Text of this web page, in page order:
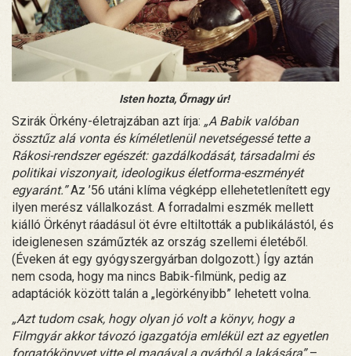
Isten hozta, Őrnagy úr!
Szirák Örkény-életrajzában azt írja: „A Babik valóban
össztűz alá vonta és kíméletlenül nevetségessé tette a
Rákosi-rendszer egészét: gazdálkodását, társadalmi és
politikai viszonyait, ideologikus életforma-eszményét
egyaránt.”Az ’56 utáni klíma végképp ellehetetlenített egy
ilyen merész vállalkozást. A forradalmi eszmék mellett
kiálló Örkényt ráadásul öt évre eltiltották a publikálástól, és
ideiglenesen száműzték az ország szellemi életéből.
(Éveken át egy gyógyszergyárban dolgozott.) Így aztán
nem csoda, hogy ma nincs Babik-filmünk, pedig az
adaptációk között talán a „legörkényibb” lehetett volna.
„Azt tudom csak, hogy olyan jó volt a könyv, hogy a
Filmgyár akkor távozó igazgatója emlékül ezt az egyetlen